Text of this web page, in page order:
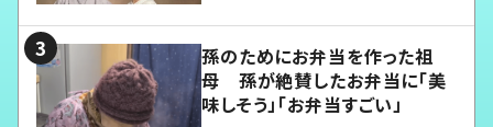
孫のためにお弁当を作った祖
母 孫が絶賛したお弁当に「美
味しそう」「お弁当すごい」